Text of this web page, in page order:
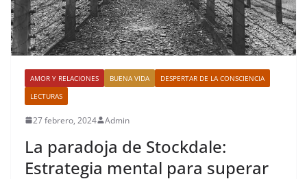
AMOR Y RELACIONES BUENA VIDA
DESPERTAR DE LA CONSCIENCIA
LECTURAS
27 febrero, 2024 Admin
La paradoja de Stockdale:
Estrategia mental para superar